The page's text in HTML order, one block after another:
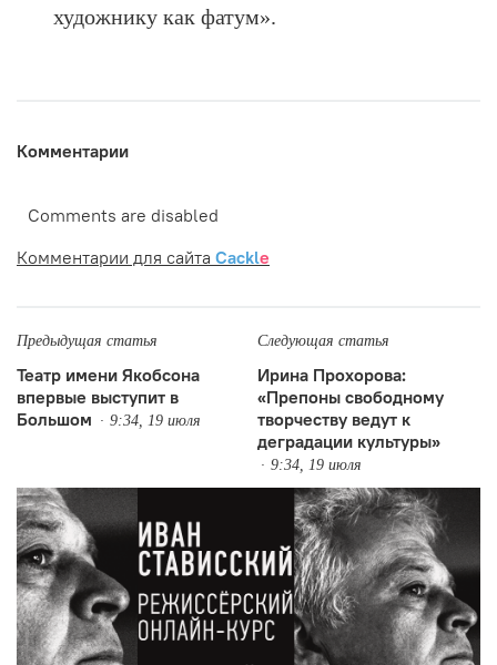
художнику как фатум».
Комментарии
Comments are disabled
Комментарии для сайта Cackle
Предыдущая статья
Театр имени Якобсона
впервые выступит в
Большом
9:34, 19 июля
Следующая статья
Ирина Прохорова:
«Препоны свободному
творчеству ведут к
деградации культуры»
9:34, 19 июля